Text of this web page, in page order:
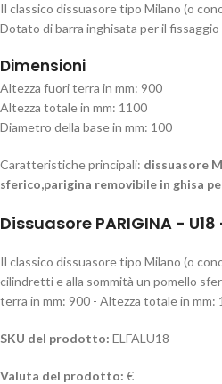
Il classico dissuasore tipo Milano (o
Dotato di barra inghisata per il
Dimensioni
Altezza fuori terra in mm: 900
Altezza totale in mm: 1100
Diametro della base in mm: 100
Caratteristiche principali: dissuasore
sferico,parigina removibile in ghisa
Dissuasore PARIGINA - U18
Il classico dissuasore tipo Milano (o
cilindretti e alla sommità un pomello
terra in mm: 900 - Altezza totale in mm:
SKU del prodotto: ELFALU18
Valuta del prodotto: €